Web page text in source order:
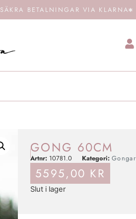
SÄKRA BETALNINGAR VIA KLARNA
GONG 60CM
Artnr: 10781.0 Kategori: Gongar
5595,00 KR
Slut i lager